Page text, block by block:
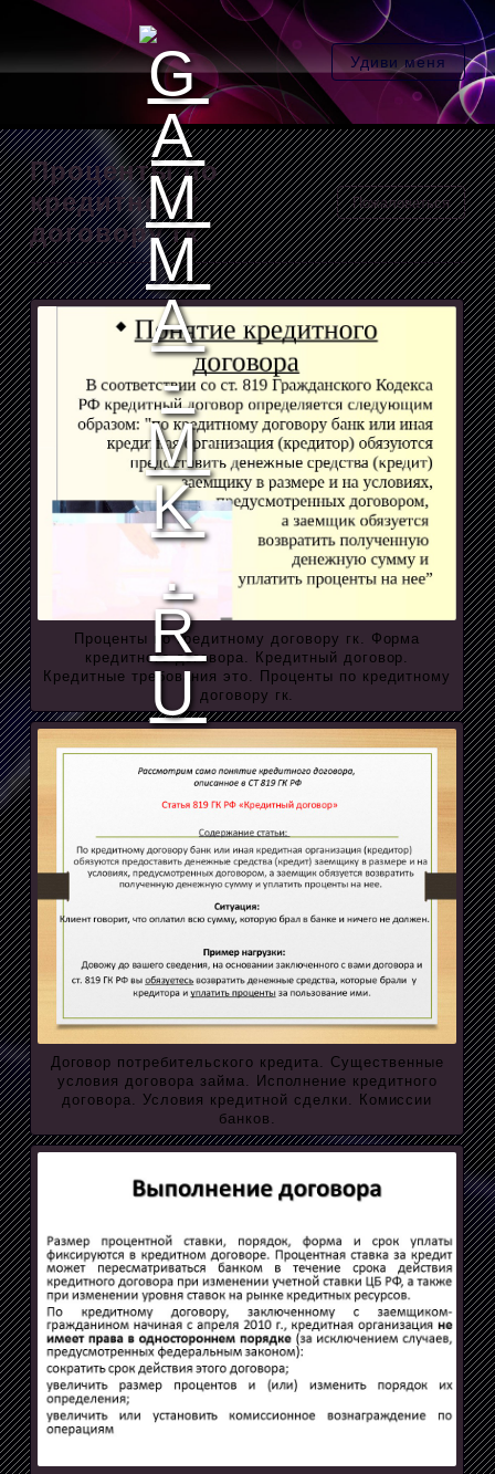
Удиви меня
Проценты по
кредитному
договору гк
Пожаловаться
Проценты по кредитному договору гк. Форма
кредитного договора. Кредитный договор.
Кредитные требования это. Проценты по кредитному
договору гк.
Договор потребительского кредита. Существенные
условия договора займа. Исполнение кредитного
договора. Условия кредитной сделки. Комиссии
банков.